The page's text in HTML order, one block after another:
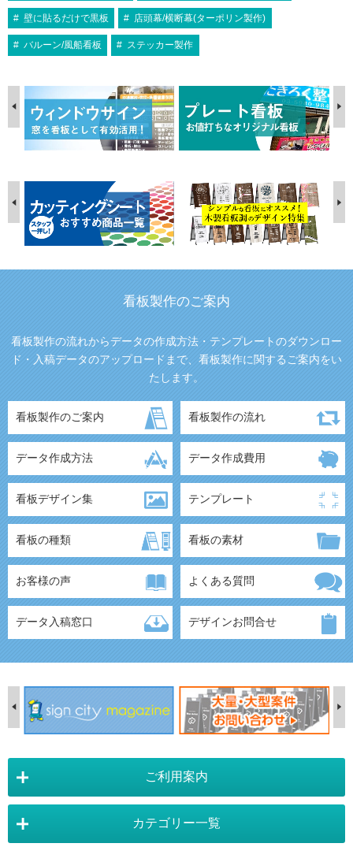
壁に貼るだけで黒板 店頭幕/横断幕(ターポリン製作)
バルーン/風船看板 ステッカー製作
看板製作のご案内
看板製作の流れからデータの作成方法・テンプレートのダウンロー
ド・入稿データのアップロードまで、看板製作に関するご案内をい
たします。
看板製作のご案内 看板製作の流れ
データ作成方法 データ作成費用
看板デザイン集 テンプレート
看板の種類 看板の素材
お客様の声 よくある質問
データ入稿窓口 デザインお問合せ
ご利用案内
店舗詳細情報 カテゴリー一覧